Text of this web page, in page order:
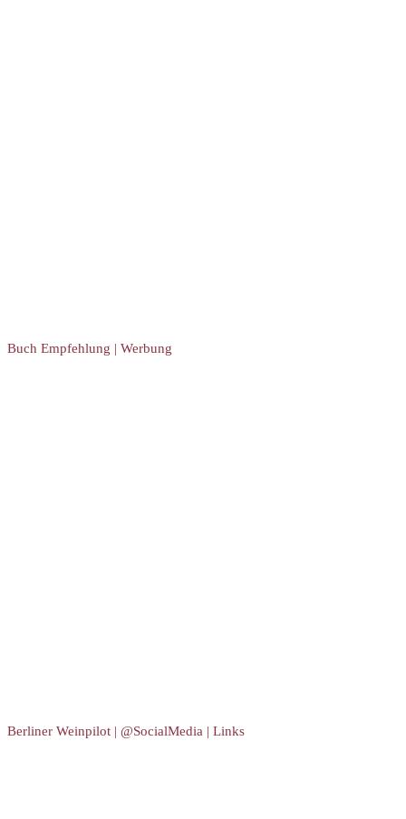
Buch Empfehlung | Werbung
Berliner Weinpilot | @SocialMedia | Links